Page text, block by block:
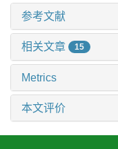
参考文献
相关文章 15
Metrics
本文评价